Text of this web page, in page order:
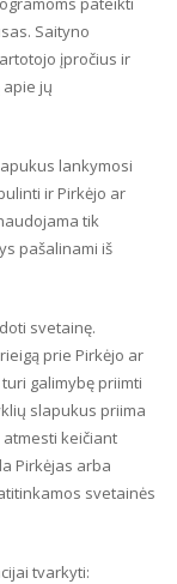
Saityno
įpročius ir
jų
lankymosi
ir Pirkėjo ar
tik
pašalinami iš
svetainę.
prie Pirkėjo ar
galimybę priimti
slapukus priima
keičiant
Pirkėjas arba
svetainės
tvarkyti: